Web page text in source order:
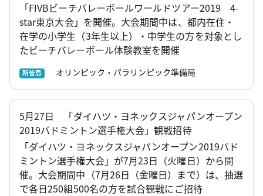
「FIVBビーチバレーボールワールドツアー2019 4-
star東京大会」を開催。大会期間中は、都内在住・
在学の小学生（3年生以上）・中学生の方を対象とし
たビーチバレーボール体験教室を開催
所管局 オリンピック・パラリンピック準備局
5月27日 「ダイハツ・ヨネックスジャパンオープン
2019バドミントン選手権大会」観戦招待
「ダイハツ・ヨネックスジャパンオープン2019バド
ミントン選手権大会」が7月23日（火曜日）から開
催。大会期間中（7月26日（金曜日）まで）は、抽選
で各日250組500名の方を試合観戦にご招待